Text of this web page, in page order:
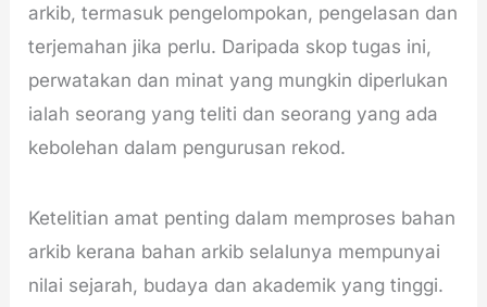
arkib, termasuk pengelompokan, pengelasan dan
terjemahan jika perlu. Daripada skop tugas ini,
perwatakan dan minat yang mungkin diperlukan
ialah seorang yang teliti dan seorang yang ada
kebolehan dalam pengurusan rekod.
Ketelitian amat penting dalam memproses bahan
arkib kerana bahan arkib selalunya mempunyai
nilai sejarah, budaya dan akademik yang tinggi.